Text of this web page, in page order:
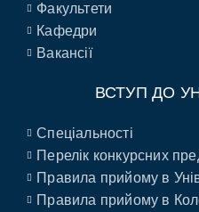
Факультети
Кафедри
Вакансії
ВСТУП ДО
Спеціальності
Перелік конкурсних
Правила прийому в
Правила прийому в